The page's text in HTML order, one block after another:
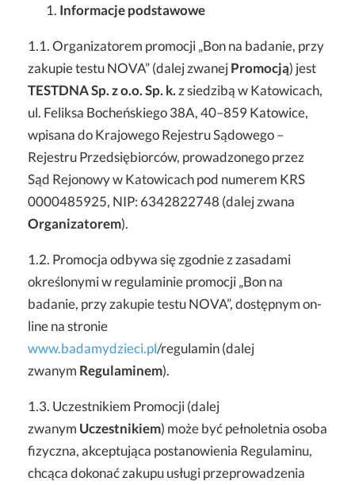
Informacje podstawowe
1.1. Organizatorem promocji „Bon na badanie, przy
zakupie testu NOVA” (dalej zwanejPromocją) jest
TESTDNA Sp. z o.o. Sp. k. z siedzibą w Katowicach,
ul. Feliksa Bocheńskiego 38A, 40–859 Katowice,
wpisana do Krajowego Rejestru Sądowego –
Rejestru Przedsiębiorców, prowadzonego przez
Sąd Rejonowy w Katowicach pod numerem KRS
0000485925, NIP: 6342822748 (dalej zwana
Organizatorem).
1.2. Promocja odbywa się zgodnie z zasadami
określonymi w regulaminie promocji „Bon na
badanie, przy zakupie testu NOVA”, dostępnym on-
line na stronie
www.badamydzieci.pl/regulamin(dalej
zwanym Regulaminem).
1.3. Uczestnikiem Promocji (dalej
zwanym Uczestnikiem) może być pełnoletnia osoba
fizyczna, akceptująca postanowienia Regulaminu,
chcąca dokonać zakupu usługi przeprowadzenia